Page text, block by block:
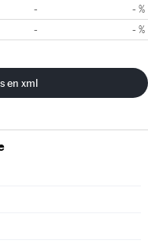
- - %
- - %
en xml